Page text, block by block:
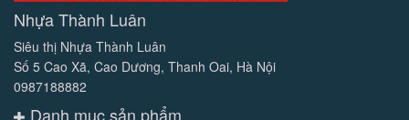
Nhựa Thành Luân
Siêu thị Nhựa Thành Luân
Số 5 Cao Xã, Cao Dương, Thanh Oai, Hà Nội
0987188882
Danh mục sản phẩm